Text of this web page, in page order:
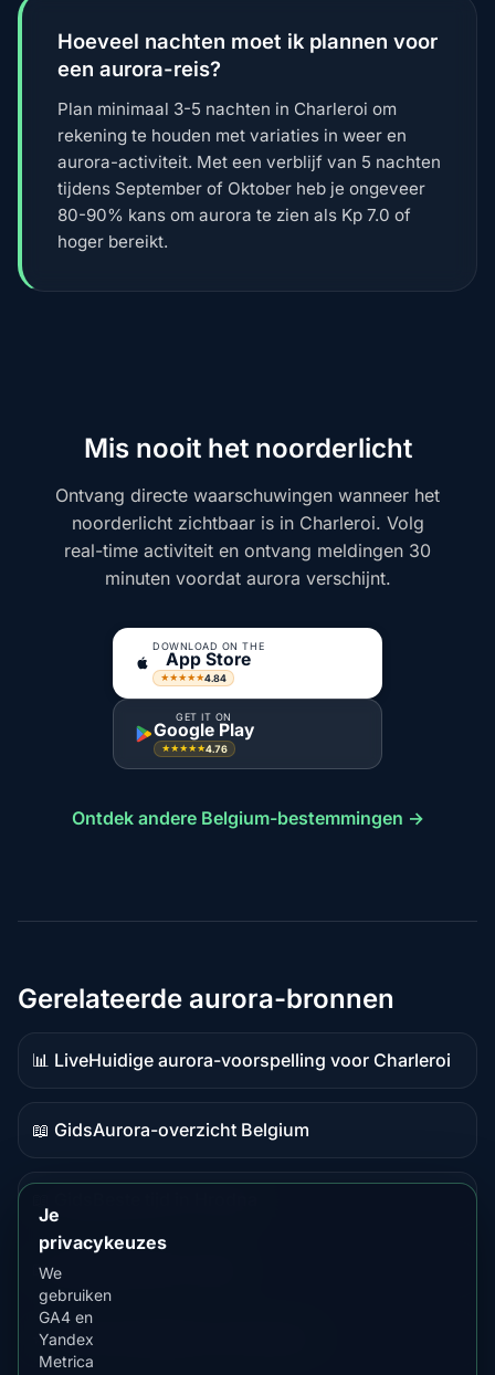
Hoeveel nachten moet ik plannen voor
een aurora-reis?
Plan minimaal 3-5 nachten in Charleroi om
rekening te houden met variaties in weer en
aurora-activiteit. Met een verblijf van 5 nachten
tijdens September of Oktober heb je ongeveer
80-90% kans om aurora te zien als Kp 7.0 of
hoger bereikt.
Mis nooit het noorderlicht
Ontvang directe waarschuwingen wanneer het
noorderlicht zichtbaar is in Charleroi. Volg
real-time activiteit en ontvang meldingen 30
minuten voordat aurora verschijnt.
DOWNLOAD ON THE
App Store
★★★★★4.84
GET IT ON
Google Play
★★★★★4.76
Ontdek andere Belgium-bestemmingen →
Gerelateerde aurora-bronnen
📊 Live
Live
data
Huidige aurora-voorspelling voor Charleroi
📖 Gids
Gidsinhoud
Aurora-overzicht Belgium
Gidsinhoud
📖 Gids
Gidsinhoud
⭐ Premium
Premiumbestemming
Je
privacykeuzes
We
gebruiken
GA4 en
Yandex
Metrica